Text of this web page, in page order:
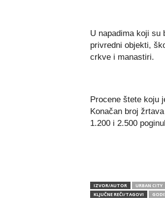
U napadima koji su
privredni objekti,
crkve i manastiri.
Procene štete koju
Konačan broj
1.200 i 2.500
IZVOR/AUTOR
URBAN CITY
KLJUČNE REČI/TAGOVI